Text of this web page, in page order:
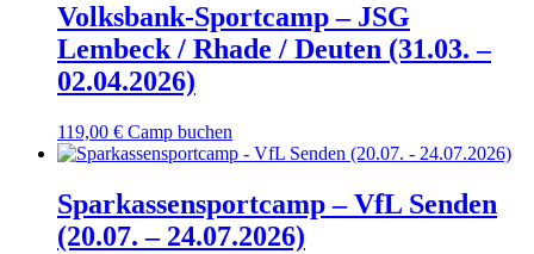
Volksbank-Sportcamp – JSG
Lembeck / Rhade / Deuten (31.03. –
02.04.2026)
119,00 € Camp buchen
Sparkassensportcamp – VfL Senden
(20.07. – 24.07.2026)